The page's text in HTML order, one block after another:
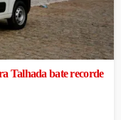
Talhada bate recorde